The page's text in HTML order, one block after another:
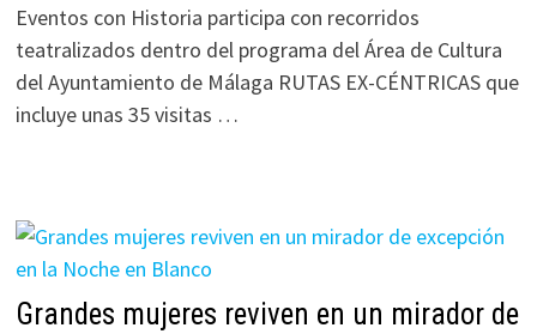
Eventos con Historia participa con recorridos
teatralizados dentro del programa del Área de Cultura
del Ayuntamiento de Málaga RUTAS EX-CÉNTRICAS que
incluye unas 35 visitas …
Grandes mujeres reviven en un mirador de